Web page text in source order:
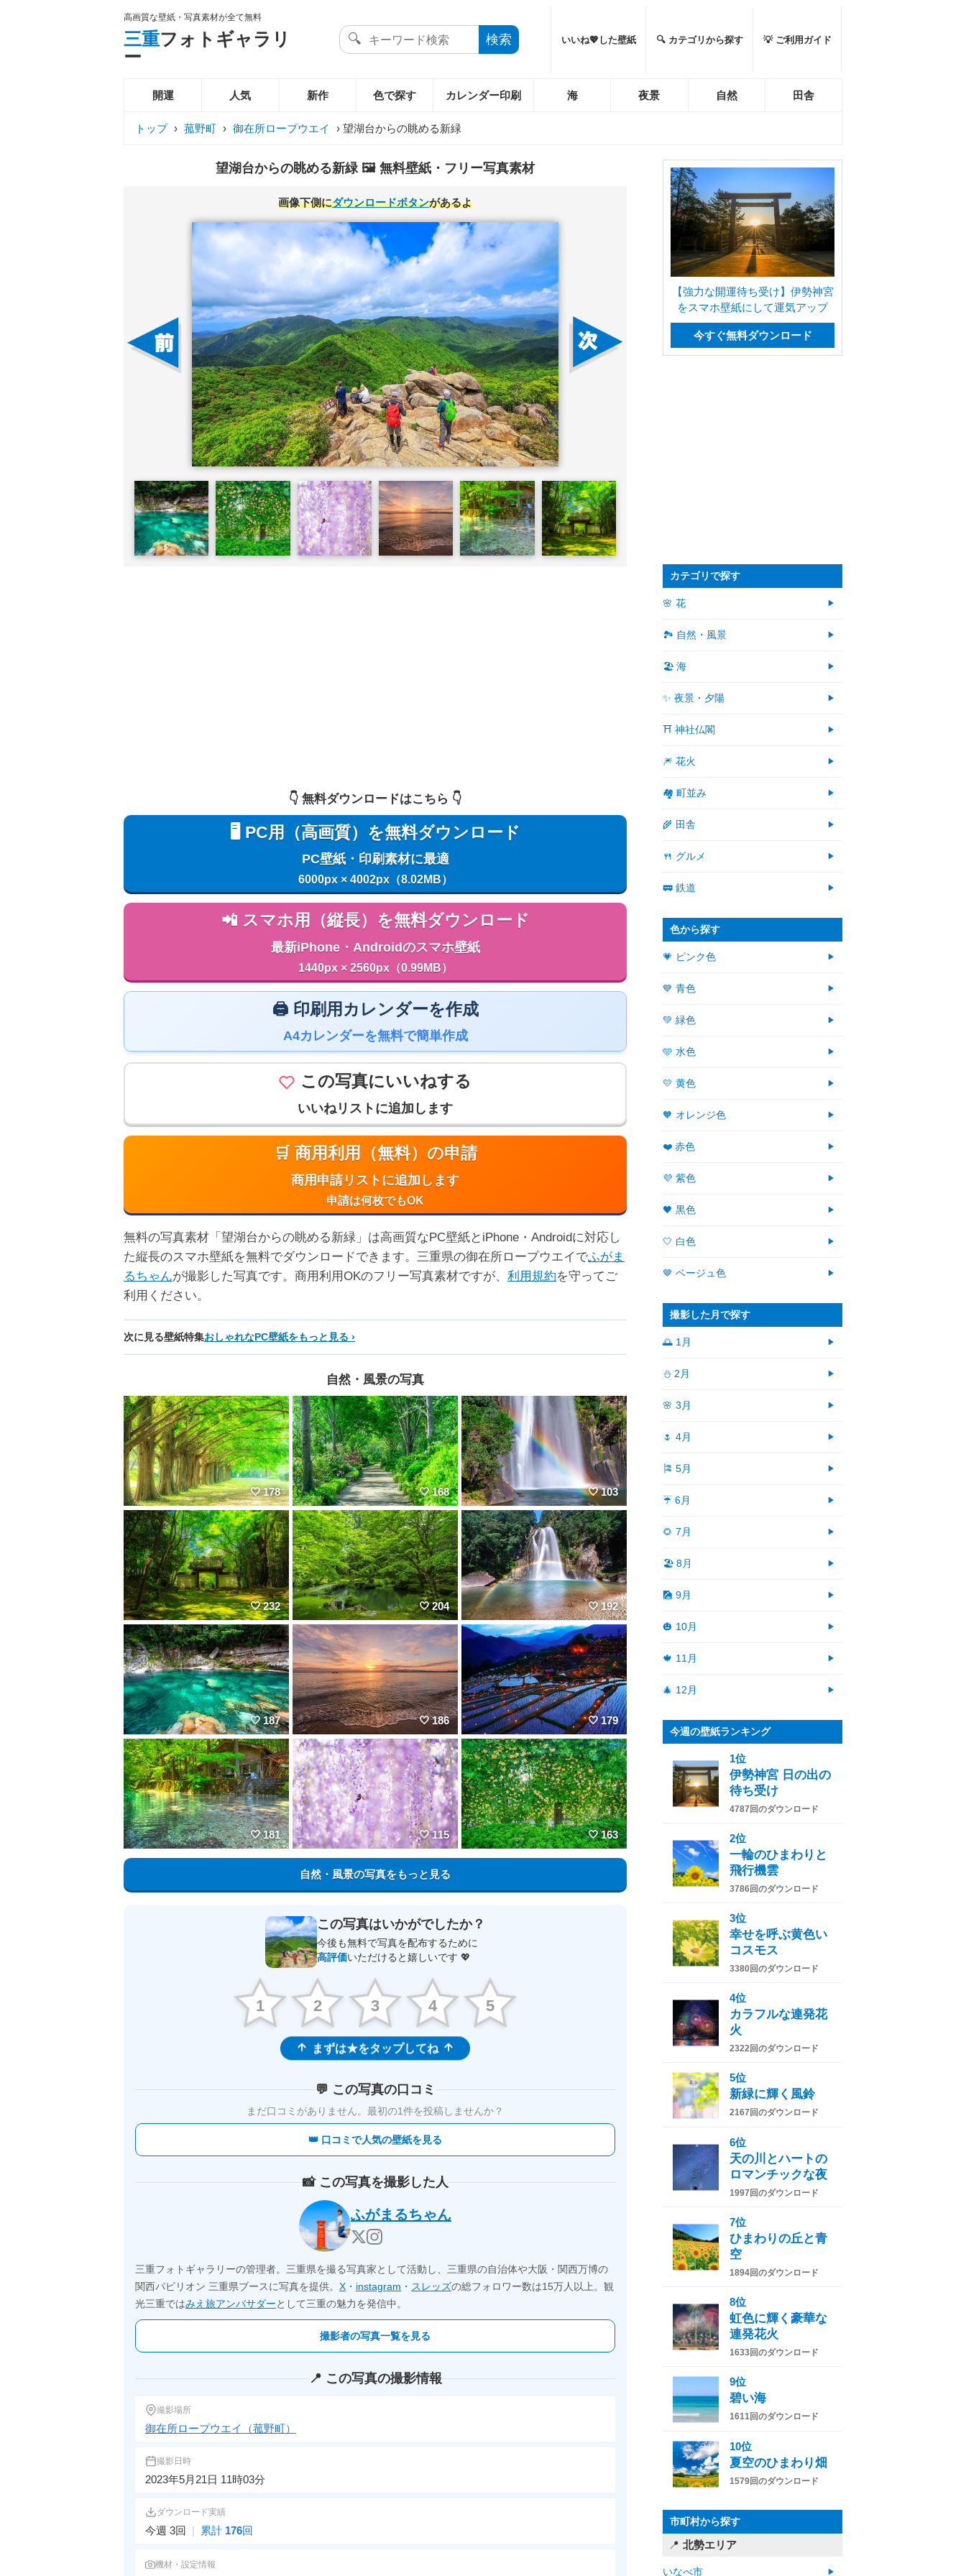
高画質な壁紙・写真素材が全て無料
三重フォトギャラリ
ー
いいね💖した壁紙 🔍 カテゴリから探す 💡 ご利用ガイド
開運 人気 新作 色で探す カレンダー印刷 海 夜景 自然 田舎
トップ › 菰野町 › 御在所ロープウエイ › 望湖台からの眺める新緑
望湖台からの眺める新緑 🖼️ 無料壁紙・フリー写真素材
画像下側にダウンロードボタンがあるよ
👇️ 無料ダウンロードはこちら 👇️
🖥️ PC用（高画質）を無料ダウンロード
PC壁紙・印刷素材に最適
6000px × 4002px（8.02MB）
📲 スマホ用（縦長）を無料ダウンロード
最新iPhone・Androidのスマホ壁紙
1440px × 2560px（0.99MB）
🖨️ 印刷用カレンダーを作成
A4カレンダーを無料で簡単作成
この写真にいいねする
いいねリストに追加します
🛒 商用利用（無料）の申請
商用申請リストに追加します
申請は何枚でもOK
無料の写真素材「望湖台からの眺める新緑」は高画質なPC壁紙とiPhone・Androidに対応し
た縦長のスマホ壁紙を無料でダウンロードできます。三重県の御在所ロープウエイでふがま
るちゃんが撮影した写真です。商用利用OKのフリー写真素材ですが、 利用規約を守ってご
利用ください。
次に見る壁紙特集おしゃれなPC壁紙をもっと見る
自然・風景の写真
178 168 103
232 204 192
187 186 179
181 115 163
自然・風景の写真をもっと見る
この写真はいかがでしたか？
今後も無料で写真を配布するために
高評価いただけると嬉しいです 💖
1 2 3 4 5
まずは★をタップしてね
💬 この写真の口コミ
まだ口コミがありません。 最初の1件を投稿しませんか？
👑 口コミで人気の壁紙を見る
📸 この写真を撮影した人
ふがまるちゃん
三重フォトギャラリーの管理者。三重県を撮る写真家として活動し、三重県の自治体や大阪・関西万博の
関西パビリオン 三重県ブースに写真を提供。 X ・ instagram ・ スレッズの総フォロワー数は15万人以上。観
光三重ではみえ旅アンバサダーとして三重の魅力を発信中。
撮影者の写真一覧を見る
📍 この写真の撮影情報
撮影場所
御在所ロープウエイ（菰野町）
撮影日時
2023年5月21日 11時03分
ダウンロード実績
今週 3回 | 累計 176回
機材・設定情報
【強力な開運待ち受け】伊勢神宮
をスマホ壁紙にして運気アップ
今すぐ無料ダウンロード
カテゴリで探す
🌸 花
🏞️ 自然・風景
🏖 海
✨ 夜景・夕陽
⛩ 神社仏閣
🎆 花火
🏘 町並み
🌾 田舎
🍴 グルメ
🚃 鉄道
色から探す
💗 ピンク色
💙 青色
💚 緑色
🩵 水色
💛 黄色
🧡 オレンジ色
❤️ 赤色
💜 紫色
🖤 黒色
🤍 白色
🤎 ベージュ色
撮影した月で探す
🌅 1月
⛄ 2月
🌸 3月
🌷 4月
🎏 5月
☔ 6月
🌻 7月
🏖 8月
🎑 9月
🎃 10月
🍁 11月
🎄 12月
今週の壁紙ランキング
1位
伊勢神宮 日の出の
待ち受け
4787回のダウンロード
2位
一輪のひまわりと
飛行機雲
3786回のダウンロード
3位
幸せを呼ぶ黄色い
コスモス
3380回のダウンロード
4位
カラフルな連発花
火
2322回のダウンロード
5位
新緑に輝く風鈴
2167回のダウンロード
6位
天の川とハートの
ロマンチックな夜
1997回のダウンロード
7位
ひまわりの丘と青
空
1894回のダウンロード
8位
虹色に輝く豪華な
連発花火
1633回のダウンロード
9位
碧い海
1611回のダウンロード
10位
夏空のひまわり畑
1579回のダウンロード
市町村から探す
北勢エリア
いなべ市